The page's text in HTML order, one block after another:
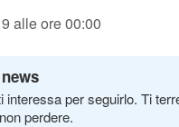
alle ore 00:00
interessa per seguirlo. Ti
perdere.